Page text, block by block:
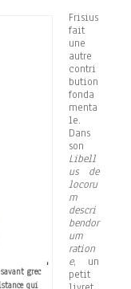
grec
qui
Frisius
fait
une
autre
contri
bution
fonda
menta
le.
Dans
son
Libell
us de
locoru
m
descri
bendor
um
ration
e, un
petit